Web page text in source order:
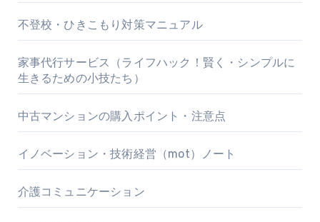
不登校・ひきこもり対策マニュアル
家事代行サービス（ライフハック！賢く・シンプルに
生きるための小技たち）
中古マンションの購入ポイント・注意点
イノベーション・技術経営（mot）ノート
介護コミュニケーション